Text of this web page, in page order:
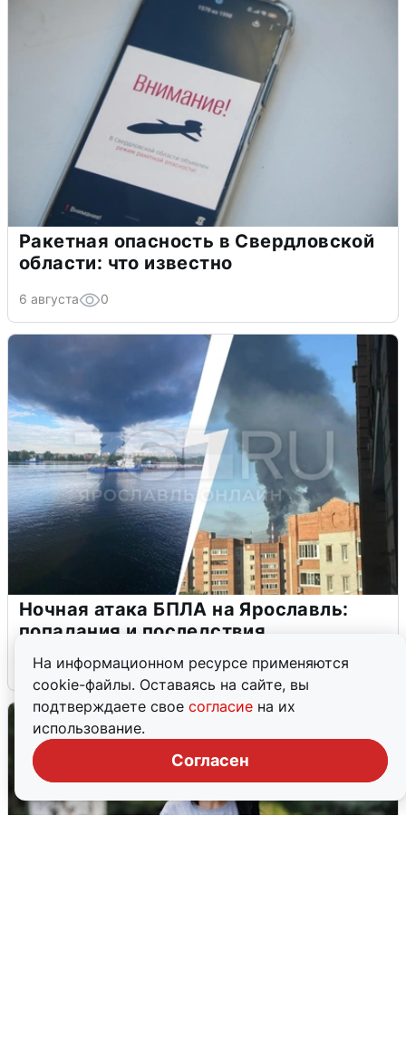
На информационном ресурсе применяются
cookie-файлы. Оставаясь на сайте, вы
подтверждаете свое согласие на их
использование.
Согласен
Ракетная опасность в Свердловской
области: что известно
6 августа 0
Ночная атака БПЛА на Ярославль:
попадания и последствия
6 августа 0